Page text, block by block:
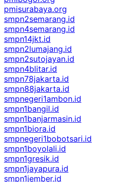
pmisurabaya.org
smpn2semarang.id
smpn4semarang.id
smpn14jkt.id
smpn2lumajang.id
smpn2sutojayan.id
smpn4blitar.id
smpn78jakarta.id
smpn88jakarta.id
smpnegeri1ambon.id
smpn1bangil.id
smpn1banjarmasin.id
smpn1biora.id
smpnegeri1bobotsari.id
smpn1boyolali.id
smpn1gresik.id
smpn1jayapura.id
smpn1jember.id